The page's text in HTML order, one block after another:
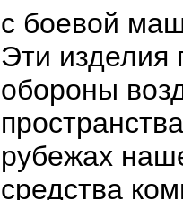
с боевой
Эти изделия
обороны
рубежах
средства